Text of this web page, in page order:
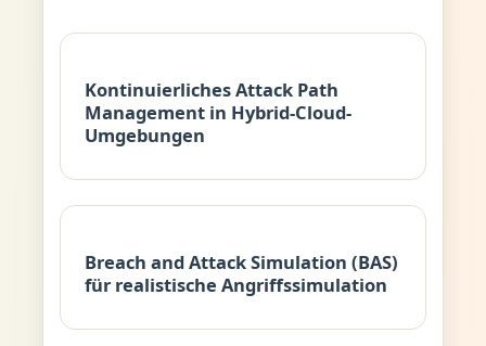
Kontinuierliches Attack Path
Management in Hybrid-Cloud-
Umgebungen
Breach and Attack Simulation (BAS)
für realistische Angriffssimulation